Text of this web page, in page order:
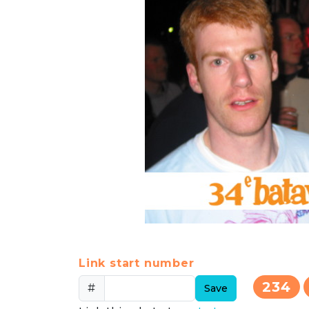
Link start number
#
Save
234